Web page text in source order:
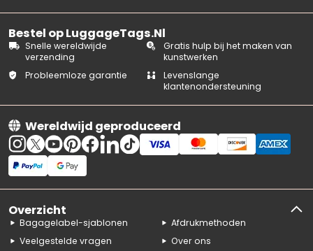
Bestel op LuggageTags.Nl
Snelle wereldwijde
verzending
Gratis hulp bij het maken van
kunstwerken
Probleemloze garantie
Levenslange
klantenondersteuning
Wereldwijd geproduceerd
Overzicht
Bagagelabel-sjablonen
Afdrukmethoden
Veelgestelde vragen
Over ons